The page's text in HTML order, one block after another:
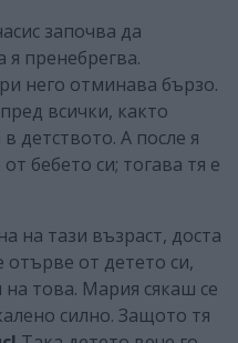
започва да
пренебрегва.
него отминава бързо.
всички, както
детството. А после я
бебето си; тогава тя е
на тази възраст, доста
отърве от детето си,
на това. Мария сякаш се
силно. Защото тя